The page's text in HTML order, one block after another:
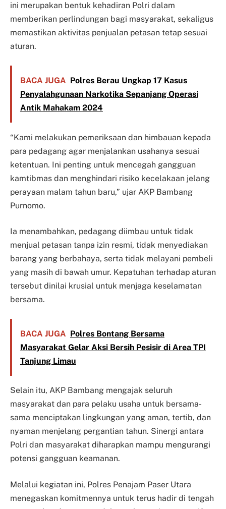
ini merupakan bentuk kehadiran Polri dalam
memberikan perlindungan bagi masyarakat, sekaligus
memastikan aktivitas penjualan petasan tetap sesuai
aturan.
BACA JUGA Polres Berau Ungkap 17 Kasus
Penyalahgunaan Narkotika Sepanjang Operasi
Antik Mahakam 2024
“Kami melakukan pemeriksaan dan himbauan kepada
para pedagang agar menjalankan usahanya sesuai
ketentuan. Ini penting untuk mencegah gangguan
kamtibmas dan menghindari risiko kecelakaan jelang
perayaan malam tahun baru,” ujar AKP Bambang
Purnomo.
Ia menambahkan, pedagang diimbau untuk tidak
menjual petasan tanpa izin resmi, tidak menyediakan
barang yang berbahaya, serta tidak melayani pembeli
yang masih di bawah umur. Kepatuhan terhadap aturan
tersebut dinilai krusial untuk menjaga keselamatan
bersama.
BACA JUGA Polres Bontang Bersama
Masyarakat Gelar Aksi Bersih Pesisir di Area TPI
Tanjung Limau
Selain itu, AKP Bambang mengajak seluruh
masyarakat dan para pelaku usaha untuk bersama-
sama menciptakan lingkungan yang aman, tertib, dan
nyaman menjelang pergantian tahun. Sinergi antara
Polri dan masyarakat diharapkan mampu mengurangi
potensi gangguan keamanan.
Melalui kegiatan ini, Polres Penajam Paser Utara
menegaskan komitmennya untuk terus hadir di tengah